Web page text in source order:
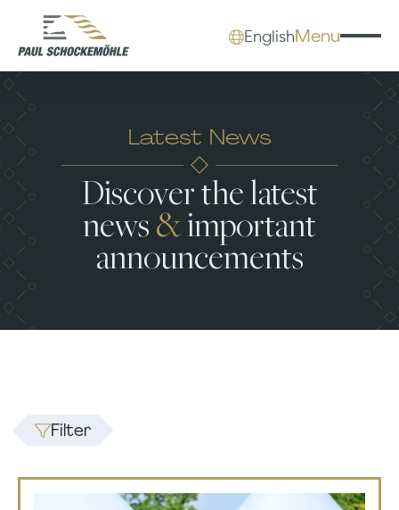
EnglishMenu
Latest News
Discover the latest
news &important
announcements
Filter